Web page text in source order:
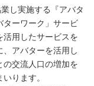
し実施する『アバタ
ターワーク」サービ
活用したサービスを
アバターを活用し
の交流人口の増加を
ります。